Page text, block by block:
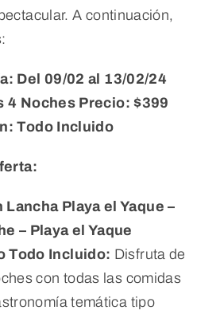
A continuación,
Del 09/02 al 13/02/24
4 Noches Precio: $399
Todo Incluido
Lancha Playa el Yaque –
– Playa el Yaque
Todo Incluido: Disfruta de
con todas las comidas
temática tipo